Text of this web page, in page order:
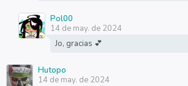
Pol00
14 de may. de 2024
Jo, gracias 💕
Hutopo
14 de may. de 2024